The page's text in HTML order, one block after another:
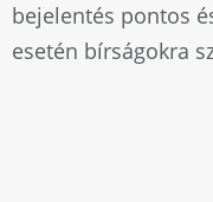
bejelentés pontos
esetén bírságokra